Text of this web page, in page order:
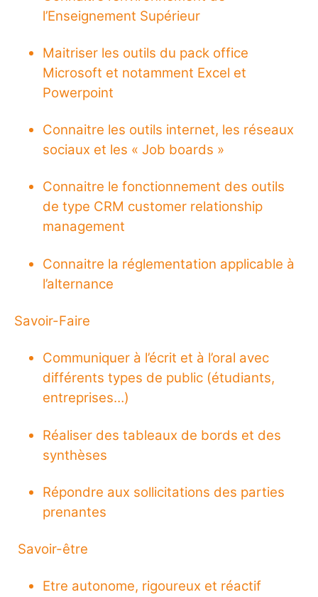
l’Enseignement Supérieur
Maitriser les outils du pack office
Microsoft et notamment Excel et
Powerpoint
Connaitre les outils internet, les réseaux
sociaux et les « Job boards »
Connaitre le fonctionnement des outils
de type CRM customer relationship
management
Connaitre la réglementation applicable à
l’alternance
Savoir-Faire
Communiquer à l’écrit et à l’oral avec
différents types de public (étudiants,
entreprises…)
Réaliser des tableaux de bords et des
synthèses
Répondre aux sollicitations des parties
prenantes
Savoir-être
Etre autonome, rigoureux et réactif